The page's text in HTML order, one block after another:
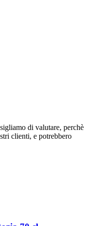
di valutare, perchè
clienti, e potrebbero